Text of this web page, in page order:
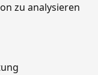
zu analysieren